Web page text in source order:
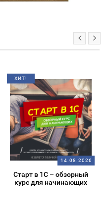
ХИТ!
14.08.2026
Старт в 1С – обзорный
курс для начинающих